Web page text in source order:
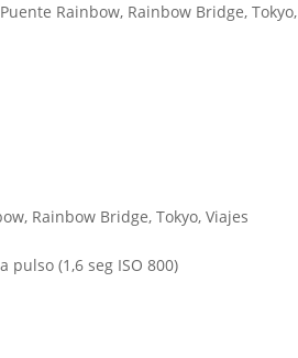
Puente Rainbow, Rainbow Bridge,Tokyo,
, Rainbow Bridge,Tokyo,Viajes
(1,6 seg ISO 800)